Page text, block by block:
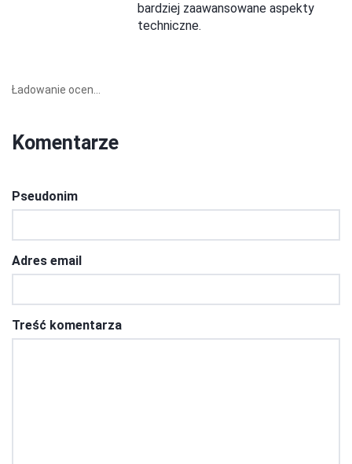
bardziej zaawansowane aspekty
techniczne.
Ładowanie ocen...
Komentarze
Pseudonim
Adres email
Treść komentarza